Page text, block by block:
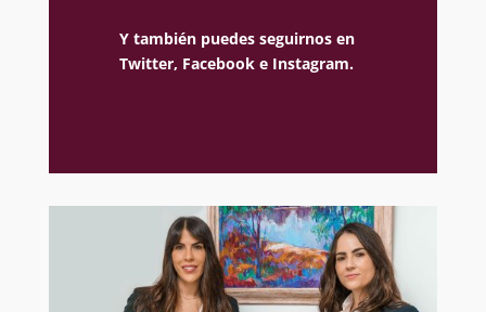
Y también puedes seguirnos en
Twitter, Facebook e Instagram.